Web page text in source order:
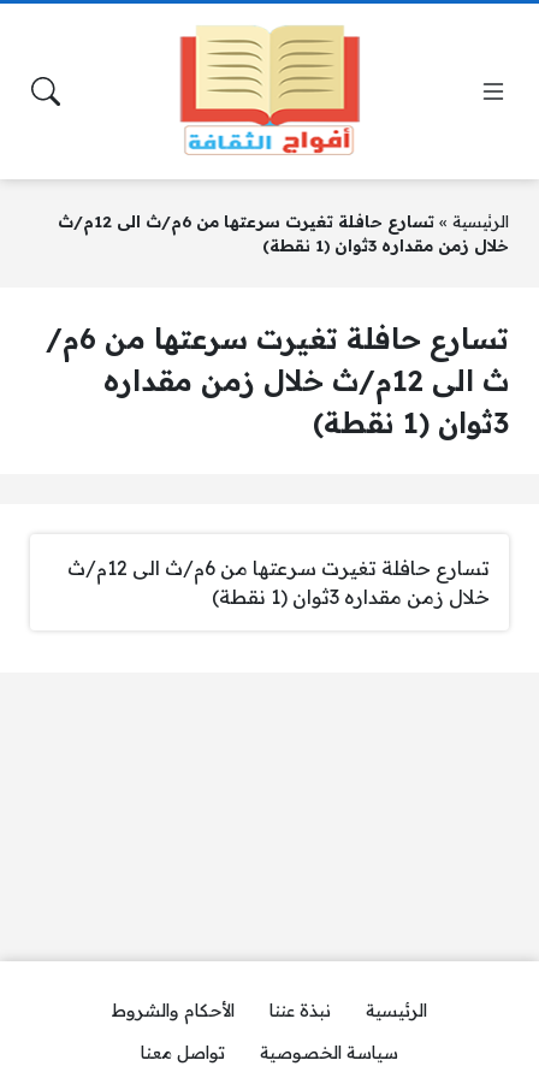
الرئيسية »
تسارع حافلة تغيرت سرعتها من 6م/ث الى 12م/ث
خلال زمن مقداره 3ثوان (1 نقطة)
تسارع حافلة تغيرت سرعتها من 6م/
ث الى 12م/ث خلال زمن مقداره
3ثوان (1 نقطة)
تسارع حافلة تغيرت سرعتها من 6م/ث الى 12م/ث
خلال زمن مقداره 3ثوان (1 نقطة)
الرئيسية نبذة عننا
الأحكام والشروط
سياسة الخصوصية
تواصل معنا